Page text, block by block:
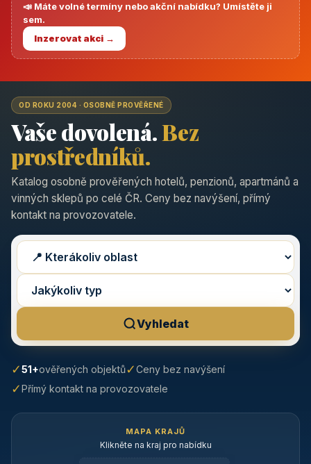
📣 Máte volné termíny nebo akční nabídku? Umístěte ji
sem.
Inzerovat akci →
OD ROKU 2004 · OSOBNĚ PROVĚŘENÉ
Vaše dovolená.Bez
prostředníků.
Katalog osobně prověřených hotelů, penzionů, apartmánů a
vinných sklepů po celé ČR. Ceny bez navýšení, přímý
kontakt na provozovatele.
Vyhledat
✓51+ověřených objektů✓Ceny bez navýšení
✓Přímý kontakt na provozovatele
MAPA KRAJŮ
Klikněte na kraj pro nabídku